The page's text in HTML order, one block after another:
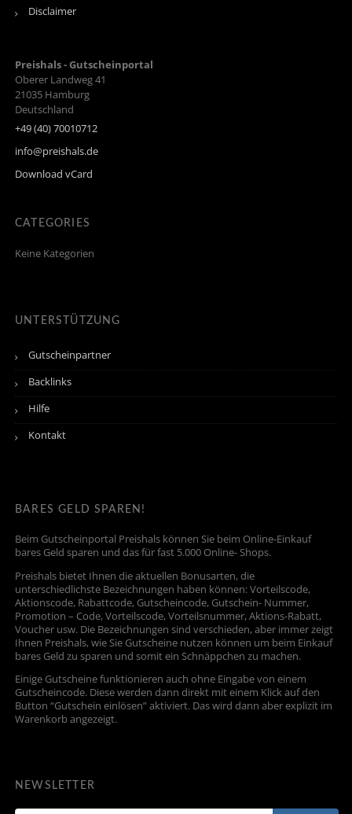
Disclaimer
Preishals - Gutscheinportal
Oberer Landweg 41
21035 Hamburg
Deutschland
+49 (40) 70010712
info@preishals.de
Download vCard
CATEGORIES
Keine Kategorien
UNTERSTÜTZUNG
Gutscheinpartner
Backlinks
Hilfe
Kontakt
BARES GELD SPAREN!
Beim Gutscheinportal Preishals können Sie beim Online-Einkauf
bares Geld sparen und das für fast 5.000 Online- Shops.
Preishals bietet Ihnen die aktuellen Bonusarten, die
unterschiedlichste Bezeichnungen haben können: Vorteilscode,
Aktionscode, Rabattcode, Gutscheincode, Gutschein- Nummer,
Promotion – Code, Vorteilscode, Vorteilsnummer, Aktions-Rabatt,
Voucher usw. Die Bezeichnungen sind verschieden, aber immer zeigt
Ihnen Preishals, wie Sie Gutscheine nutzen können um beim Einkauf
bares Geld zu sparen und somit ein Schnäppchen zu machen.
Einige Gutscheine funktionieren auch ohne Eingabe von einem
Gutscheincode. Diese werden dann direkt mit einem Klick auf den
Button “Gutschein einlösen” aktiviert. Das wird dann aber explizit im
Warenkorb angezeigt.
NEWSLETTER